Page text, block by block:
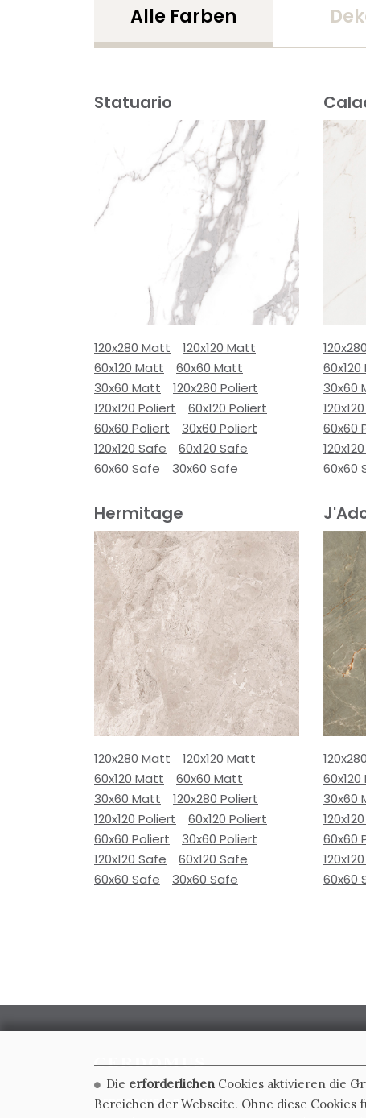
Alle Farben
Statuario
120x280 Matt
120x120 Matt
60x120 Matt
60x60 Matt
30x60 Matt
120x280 Poliert
120x120 Poliert
60x120 Poliert
60x60 Poliert
30x60 Poliert
120x120 Safe
60x120 Safe
60x60 Safe
30x60 Safe
30x60
60x60
60x60
Hermitage
120x280 Matt
120x120 Matt
60x120 Matt
60x60 Matt
30x60 Matt
120x280 Poliert
120x120 Poliert
60x120 Poliert
60x60 Poliert
30x60 Poliert
120x120 Safe
60x120 Safe
60x60 Safe
30x60 Safe
30x60
60x60
60x60
CERDOMUS S.R.L.
Die erforderlichen Cookies aktivieren die
Bereichen der Webseite. Ohne diese